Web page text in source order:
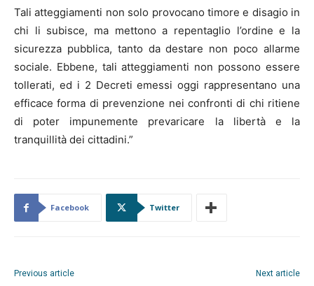
Tali atteggiamenti non solo provocano timore e disagio in
chi li subisce, ma mettono a repentaglio l’ordine e la
sicurezza pubblica, tanto da destare non poco allarme
sociale. Ebbene, tali atteggiamenti non possono essere
tollerati, ed i 2 Decreti emessi oggi rappresentano una
efficace forma di prevenzione nei confronti di chi ritiene
di poter impunemente prevaricare la libertà e la
tranquillità dei cittadini.”
Facebook Twitter
Previous article Next article